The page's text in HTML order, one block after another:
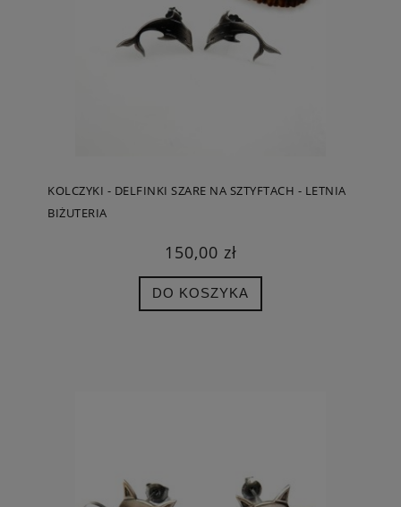
KOLCZYKI - DELFINKI SZARE NA SZTYFTACH - LETNIA
BIŻUTERIA
150,00 zł
DO KOSZYKA